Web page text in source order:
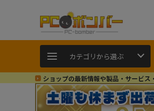
カテゴリから選ぶ
ショップの最新情報や製品・サービ